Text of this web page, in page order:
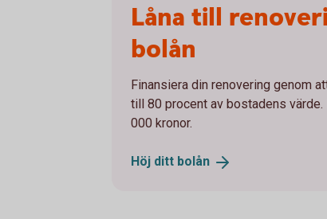
Låna till
bolån
Finansiera din renovering genom
till 80 procent av bostadens
000 kronor.
Höj ditt bolån